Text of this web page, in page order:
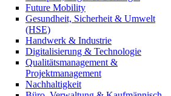
Future Mobility
Gesundheit, Sicherheit & Umwelt
(HSE)
Handwerk & Industrie
Digitalisierung & Technologie
Qualitätsmanagement &
Projektmanagement
Nachhaltigkeit